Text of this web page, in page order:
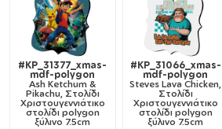
#KP_31377_xmas-
mdf-polygon
Ash Ketchum &
Pikachu, Στολίδι
Χριστουγεννιάτικο
στολίδι polygon
ξύλινο 7.5cm
#KP_31066_xmas-
mdf-polygon
Steves Lava Chicken,
Στολίδι
Χριστουγεννιάτικο
στολίδι polygon
ξύλινο 7.5cm